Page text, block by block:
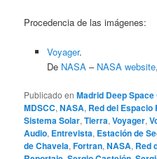
Procedencia de las imágenes:
Voyager.
De NASA– NASA website
Publicado en Madrid Deep
MDSCC,NASA, Red del Espacio
Sistema Solar,Tierra,Voyager,
Audio, Entrevista, Estación de
de Chavela,Fortran,NASA, Red